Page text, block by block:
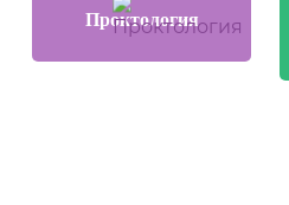
Проктология